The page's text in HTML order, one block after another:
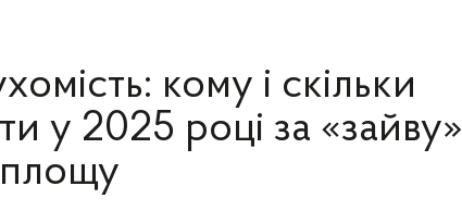
кому і скільки
у 2025 році за «зайву»
площу